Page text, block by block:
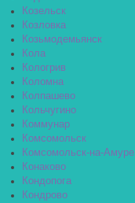
Козельск
Козловка
Козьмодемьянск
Кола
Кологрив
Коломна
Колпашево
Кольчугино
Коммунар
Комсомольск
Комсомольск-на-Амуре
Конаково
Кондопога
Кондрово